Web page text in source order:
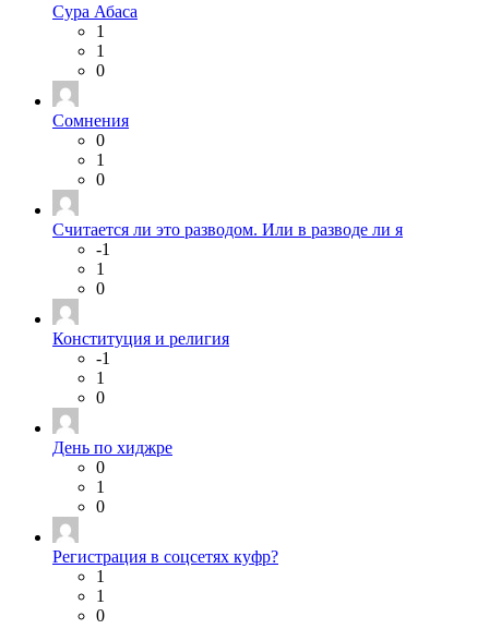
Сура Абаса
1
1
0
Сомнения
0
1
0
Считается ли это разводом. Или в разводе ли я
-1
1
0
Конституция и религия
-1
1
0
День по хиджре
0
1
0
Регистрация в соцсетях куфр?
1
1
0